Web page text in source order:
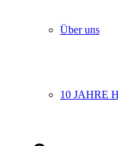
Über uns
10 JAHRE